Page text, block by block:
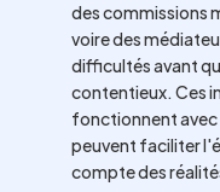
des commissions
voire des
difficultés avant
contentieux. Ces
fonctionnent
peuvent faciliter
compte des